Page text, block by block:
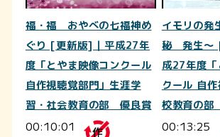
福・福 おやべの七福神め
ぐり [更新版]｜平成27年
度「とやま映像コンクール
自作視聴覚部門」生涯学
習・社会教育の部 優良賞
00:10:01
イモリの
秘 発生～
成27年度「
クール 自
校教育の
00:13:25